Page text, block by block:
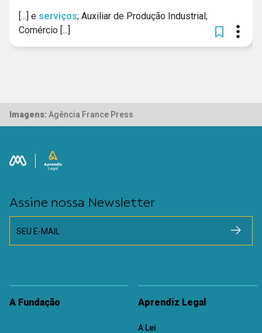
[...] e serviços; Auxiliar de Produção Industrial;
Comércio [...]
Imagens: Agência France Press
Assine nossa Newsletter
SEU E-MAIL
A Fundação Aprendiz Legal
A Lei